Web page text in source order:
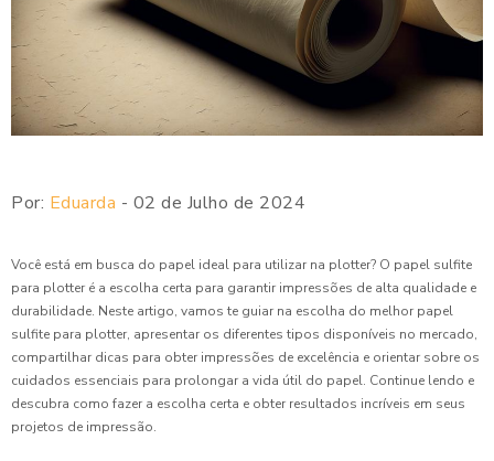
Por: Eduarda - 02 de Julho de 2024
Você está em busca do papel ideal para utilizar na plotter? O papel sulfite
para plotter é a escolha certa para garantir impressões de alta qualidade e
durabilidade. Neste artigo, vamos te guiar na escolha do melhor papel
sulfite para plotter, apresentar os diferentes tipos disponíveis no mercado,
compartilhar dicas para obter impressões de excelência e orientar sobre os
cuidados essenciais para prolongar a vida útil do papel. Continue lendo e
descubra como fazer a escolha certa e obter resultados incríveis em seus
projetos de impressão.